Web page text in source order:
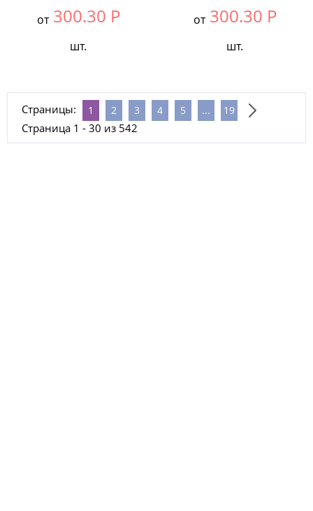
от 300.30 Р
шт.
В упаковке:
6
Количество:
от 300.30 Р
шт.
В упаковке:
6
Количество:
Страницы: 1 2 3 4 5 ... 19
Страница 1 - 30 из 542